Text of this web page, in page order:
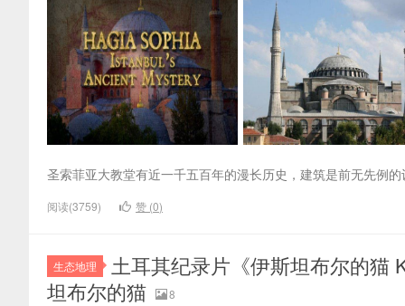
圣索菲亚大教堂有近一千五百年的漫长历史，建筑是前无先例
阅读(3759) 赞 (0)
生态地理
土耳其纪录片《伊斯坦布尔的猫
坦布尔的猫
8